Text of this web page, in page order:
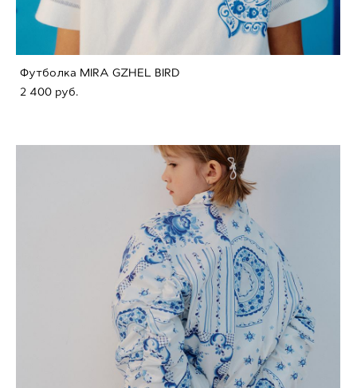
Футболка MIRA GZHEL BIRD
2 400 pуб.